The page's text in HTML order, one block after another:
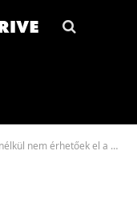
hasznosításra vonatkozó fővárosi célok